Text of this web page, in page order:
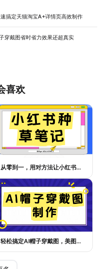
搞定天猫淘宝A+详情页高效制作
穿戴图省时省力效果还超真实
喜欢
从零到一，用对方法让小红书种草笔记的流量自己找上门
轻松搞定AI帽子穿戴图，美图设计室电商主图教程